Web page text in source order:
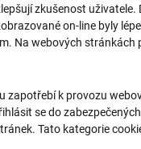
zkušenost uživatele.
on-line byly
Na webových stránkách
zapotřebí k provozu
se do
Tato kategorie